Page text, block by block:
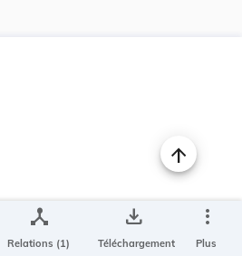
device_hub
Relations (1)
save_alt
Téléchargement
more_vert
Plus